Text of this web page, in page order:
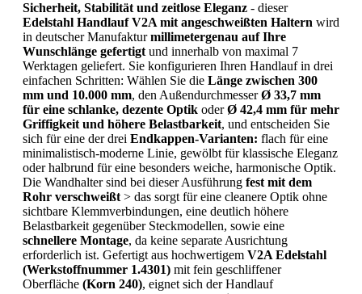
Sicherheit, Stabilität und zeitlose Eleganz - dieser
Edelstahl Handlauf V2A mit angeschweißten Haltern wird
in deutscher Manufakturmillimetergenau auf Ihre
Wunschlänge gefertigt und innerhalb von maximal 7
Werktagen geliefert. Sie konfigurieren Ihren Handlauf in drei
einfachen Schritten: Wählen Sie die Länge zwischen 300
mm und 10.000 mm, den AußendurchmesserØ 33,7 mm
für eine schlanke, dezente Optik oderØ 42,4 mm für mehr
Griffigkeit und höhere Belastbarkeit, und entscheiden Sie
sich für eine der drei Endkappen-Varianten: flach für eine
minimalistisch-moderne Linie, gewölbt für klassische Eleganz
oder halbrund für eine besonders weiche, harmonische Optik.
Die Wandhalter sind bei dieser Ausführung fest mit dem
Rohr verschweißt > das sorgt für eine cleanere Optik ohne
sichtbare Klemmverbindungen, eine deutlich höhere
Belastbarkeit gegenüber Steckmodellen, sowie eine
schnellere Montage, da keine separate Ausrichtung
erforderlich ist. Gefertigt aus hochwertigem V2A Edelstahl
(Werkstoffnummer 1.4301) mit fein geschliffener
Oberfläche (Korn 240), eignet sich der Handlauf